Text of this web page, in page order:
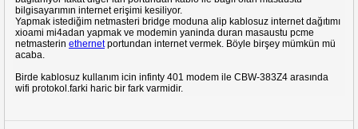
kurup linux çalıştırıp talimatları yerine getiriyorsunuz. Ama ne olursa olsun
riskli işlem sorumluluk yapana aittir. Ben ilk defa linux kullandım, takıldığım
yerlerde destek alarak cihazıma kurdum.
bunlarda ekstra not olarak burada kalsın. Birde "eklenti olarak kurdum"
diyorum çünkü çoğunluk cihaza arayüz bile kurmadan herşeyi ssh, telnet
bilgisayarımın internet erişimi kesiliyor.
Yapmak istediğim netmasteri bridge moduna alip kablosuz internet dağıtımı
xioami mi4adan yapmak ve modemin yaninda duran masaustu pcme
netmasterin ethernetportundan internet vermek. Böyle birşey mümkün mü
acaba.
Birde kablosuz kullanım icin infinty 401 modem ile CBW-383Z4 arasında
wifi protokol.farki haric bir fark varmidir.